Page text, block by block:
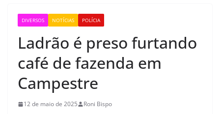
DIVERSOS NOTÍCIAS POLÍCIA
Ladrão é preso furtando
café de fazenda em
Campestre
12 de maio de 2025 Roni Bispo